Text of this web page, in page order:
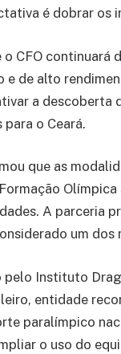
é dobrar os
CFO continuará
de alto
a
o Ceará.
que as
A parceria
um
Instituto
entidade
paralímpico
o uso do